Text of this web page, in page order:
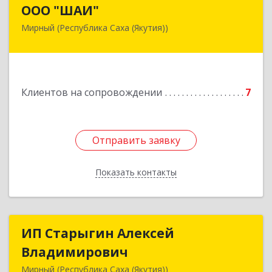
ООО "ШАИ"
Мирный (Республика Саха (Якутия))
Клиентов на сопровождении 7
Отправить заявку
Показать контакты
678175, Республика Саха (Якутия), у.
Подробнее
Отправить заявку
Назад
ИП Старыгин Алексей
Владимирович
Мирный (Республика Саха (Якутия))
ИП Старыгин Алексей